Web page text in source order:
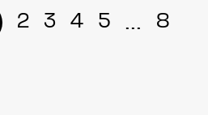
2 3 4 5 ... 8